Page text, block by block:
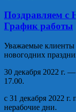
Поздравляем с
График работы
Уважаемые
новогодних
30 декабря 2022 г.
17.00.
с 31 декабря 2022
нерабочие дни.